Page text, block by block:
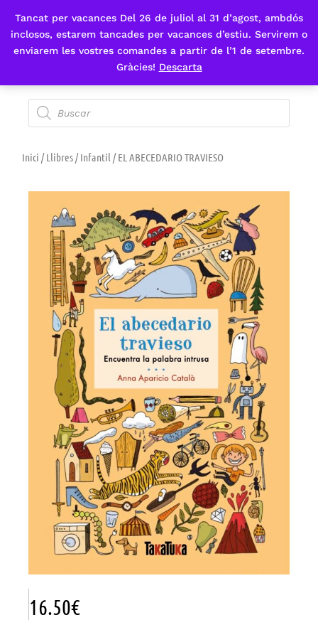
Tancat per vacances Del 26 de juliol al 31 d’agost, ambdós
inclosos, estarem tancades per vacances d’estiu. Servirem o
enviarem les vostres comandes a partir de l’1 de setembre.
Gràcies! Descarta
Fes-te'n sòcia
Inici /Llibres/Infantil / EL ABECEDARIO TRAVIESO
16.50€